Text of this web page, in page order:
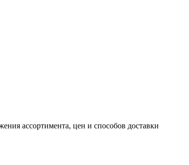
ассортимента, цен и способов доставки